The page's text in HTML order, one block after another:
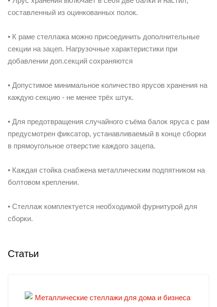
составленный из оцинкованных полок.
• К раме стеллажа можно присоединить дополнительные
секции на зацеп. Нагрузочные характеристики при
добавлении доп.секций сохраняются
• Допустимое минимальное количество ярусов хранения на
каждую секцию - не менее трёх штук.
• Для предотвращения случайного съёма балок яруса с рам
предусмотрен фиксатор, устанавливаемый в конце сборки
в прямоугольное отверстие каждого зацепа.
• Каждая стойка снабжена металлическим подпятником на
болтовом креплении.
• Стеллаж комплектуется необходимой фурнитурой для
сборки.
Статьи